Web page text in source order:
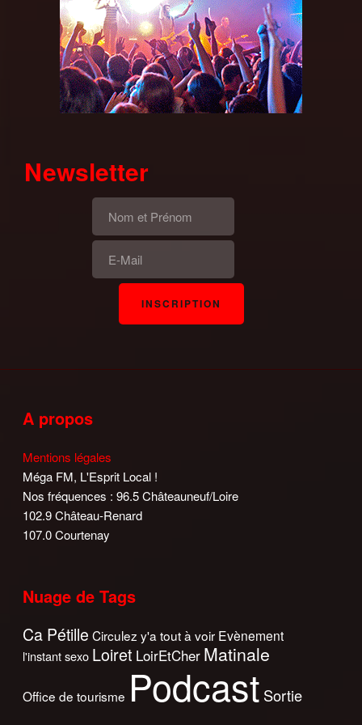
Newsletter
A propos
Mentions légales
Méga FM, L'Esprit Local !
Nos fréquences : 96.5 Châteauneuf/Loire
102.9 Château-Renard
107.0 Courtenay
Nuage de Tags
Ca Pétille Circulez y'a tout à voir Evènement
l'instant sexo Loiret LoirEtCher Matinale
Office de tourisme Podcast Sortie